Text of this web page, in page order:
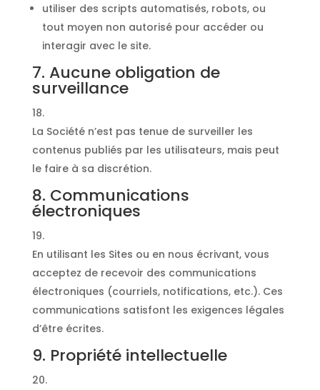
utiliser des scripts automatisés, robots, ou
tout moyen non autorisé pour accéder ou
interagir avec le site.
7. Aucune obligation de
surveillance
La Société n’est pas tenue de surveiller les
contenus publiés par les utilisateurs, mais peut
le faire à sa discrétion.
8. Communications
électroniques
En utilisant les Sites ou en nous écrivant, vous
acceptez de recevoir des communications
électroniques (courriels, notifications, etc.). Ces
communications satisfont les exigences légales
d’être écrites.
9. Propriété intellectuelle